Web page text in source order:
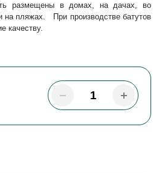
размещены в домах, на дачах, во
на пляжах. При производстве батутов
качеству.